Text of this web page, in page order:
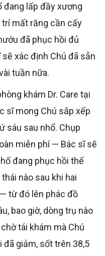
đang lấp đầy xương
mất răng cần cấy
đã phục hồi đủ
xác định Chú đã sẵn
tuần nữa.
sĩ mong Chú sắp xếp
sáu sau nhổ. Chụp
miễn phí — Bác sĩ sẽ
đang phục hồi thế
nào sau khi hai
từ đó lên phác đồ
bao giờ, dòng trụ nào
tái khám mà Chú
giảm, sốt trên 38,5